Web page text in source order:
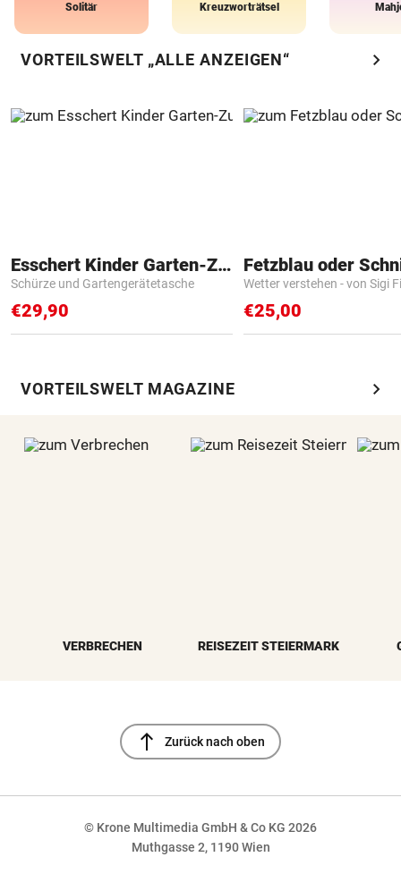
Solitär Kreuzworträtsel
VORTEILSWELT „ALLE ANZEIGEN“ chevron_right
Esschert Kinder Garten-Zubehör
Schürze und Gartengerätetasche
€29,90
Fetzblau oder
Wetter verstehen - von Sigi
€25,00
VORTEILSWELT MAGAZINE chevron_right
VERBRECHEN REISEZEIT STEIERMARK
north Zurück nach oben
© Krone Multimedia GmbH & Co KG 2026
Muthgasse 2, 1190 Wien